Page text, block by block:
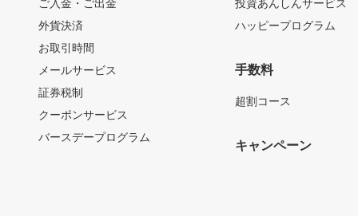
ご入金・ご出金
外貨決済
お取引時間
メールサービス
証券税制
クーポンサービス
バースデープログラム
投資あんしんサービス
ハッピープログラム
手数料
超割コース
キャンペーン